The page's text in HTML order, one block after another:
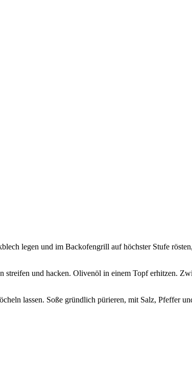
legen und im Backofengrill auf höchster Stufe
und hacken. Olivenöl in einem Topf erhitzen.
lassen. Soße gründlich pürieren, mit Salz, Pfeffer